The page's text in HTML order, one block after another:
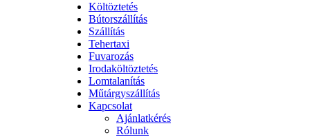
Költöztetés
Bútorszállítás
Szállítás
Tehertaxi
Fuvarozás
Irodaköltöztetés
Lomtalanítás
Műtárgyszállítás
Kapcsolat
Ajánlatkérés
Rólunk